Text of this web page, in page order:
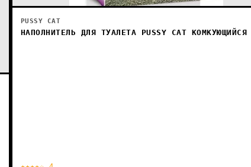
PUSSY CAT
НАПОЛНИТЕЛЬ ДЛЯ ТУАЛЕТА PUSSY CAT